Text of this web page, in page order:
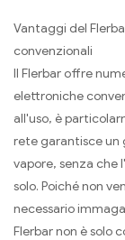
Vantaggi del
convenzionali
Il Flerbar offre
elettroniche
all'uso, è
rete garantisce un
vapore, senza che
solo. Poiché non
necessario
Flerbar non è solo